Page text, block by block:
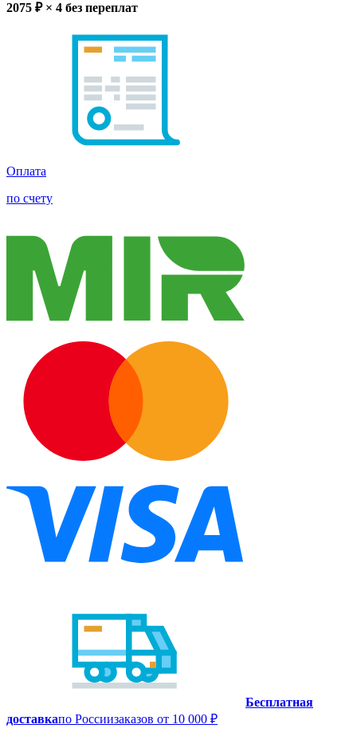
2075 ₽ × 4 без переплат
Оплата
по счету
Бесплатная
доставкапо Россиизаказов от 10 000 ₽